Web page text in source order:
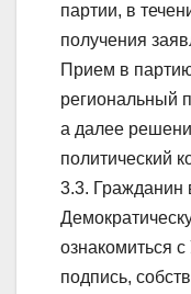
партии, в
получения
Прием в
региональный
а далее
политический
3.3. Гражданин
ознакомиться
подпись,